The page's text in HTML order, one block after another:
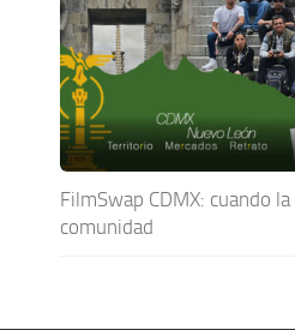
FilmSwap CDMX: cuando
comunidad